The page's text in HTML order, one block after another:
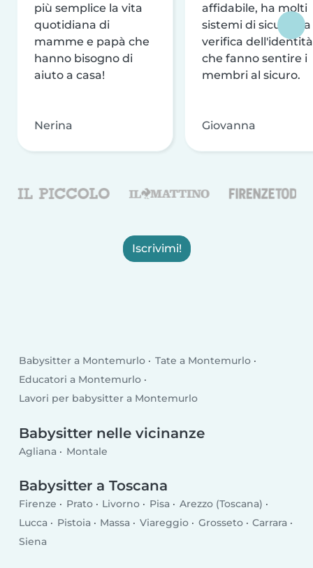
più semplice la vita
quotidiana di
mamme e papà che
hanno bisogno di
aiuto a casa!
Nerina
affidabile, ha molti
sistemi di sicurezza
verifica dell'identità
che fanno sentire i
membri al sicuro.
Giovanna
Iscrivimi!
Babysitter a Montemurlo
Tate a Montemurlo
Educatori a Montemurlo
Lavori per babysitter a Montemurlo
Babysitter nelle vicinanze
Agliana Montale
Babysitter a Toscana
Firenze Prato Livorno Pisa
Arezzo (Toscana)
Lucca
Pistoia Massa Viareggio Grosseto
Carrara
Siena